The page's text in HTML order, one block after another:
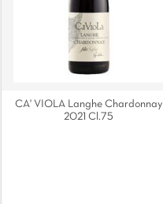
CA' VIOLA Langhe Chardonnay
2021 Cl.75